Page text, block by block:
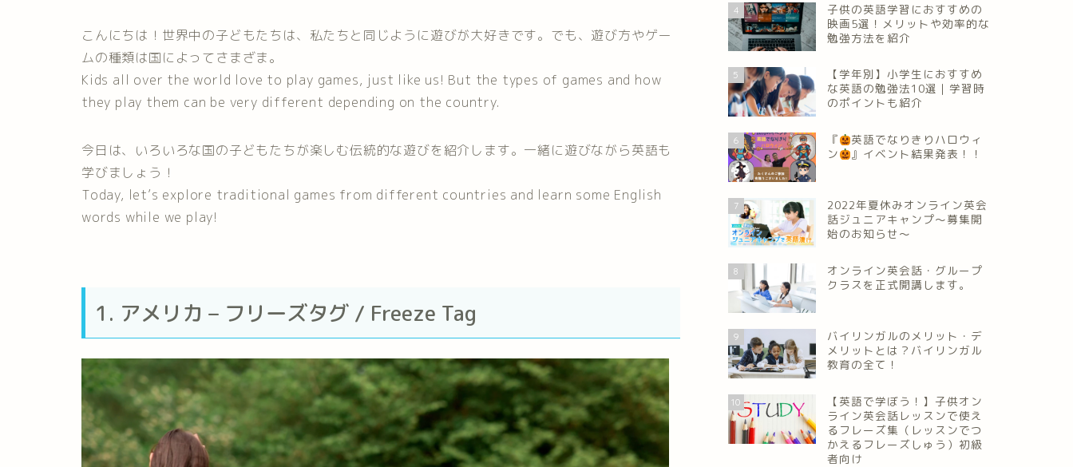
こんにちは！世界中の子どもたちは、私たちと同じように遊びが大好きです。でも、遊び方やゲー
ムの種類は国によってさまざま。
Kids all over the world love to play games, just like us! But the types of games and how
they play them can be very different depending on the country.
今日は、いろいろな国の子どもたちが楽しむ伝統的な遊びを紹介します。一緒に遊びながら英語も
学びましょう！
Today, let’s explore traditional games from different countries and learn some English
words while we play!
1. アメリカ – フリーズタグ / Freeze Tag
4
子供の英語学習におすすめの
映画5選！メリットや効率的な
勉強方法を紹介
5
【学年別】小学生におすすめ
な英語の勉強法10選｜学習時
のポイントも紹介
6 『
英語でなりきりハロウィ
ン
』イベント結果発表！！
7
2022年夏休みオンライン英会
話ジュニアキャンプ～募集開
始のお知らせ～
8
オンライン英会話・グループ
クラスを正式開講します。
9
バイリンガルのメリット・デ
メリットとは？バイリンガル
教育の全て！
10
【英語で学ぼう！】子供オン
ライン英会話レッスンで使え
るフレーズ集（レッスンでつ
かえるフレーズしゅう）初級
者向け